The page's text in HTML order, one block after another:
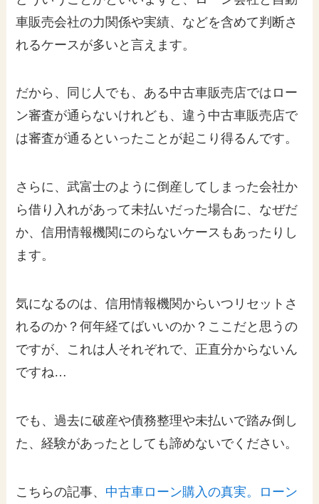
車販売会社の力関係や実績、などを含めて判断さ
れるケースが多いと言えます。
だから、同じ人でも、ある中古車販売店ではロー
ン審査が通らないけれども、違う中古車販売店で
は審査が通るといったことが起こり得るんです。
さらに、武富士のように倒産してしまった会社か
ら借り入れがあって未払いだった場合に、なぜだ
か、信用情報機関にのらないケースもあったりし
ます。
気になるのは、信用情報機関からいつリセットさ
れるのか？何年経てばいいのか？ここだと思うの
ですが、これは人それぞれで、正直分からないん
ですね…
でも、過去に破産や債務整理や未払いで踏み倒し
た、経験があったとしても諦めないでください。
こちらの記事、 中古車ローン購入の真実。ローン